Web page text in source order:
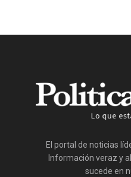
El portal de noticias
Información veraz y
sucede en